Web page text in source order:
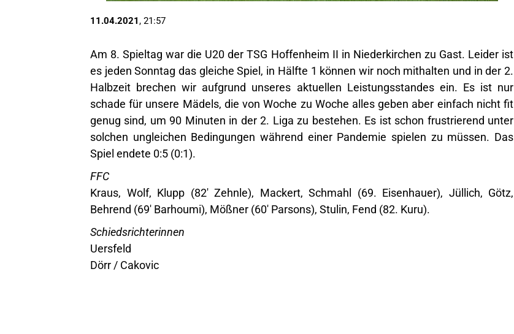
11.04.2021, 21:57
Am 8. Spieltag war die U20 der TSG Hoffenheim II in Niederkirchen zu Gast. Leider ist
es jeden Sonntag das gleiche Spiel, in Hälfte 1 können wir noch mithalten und in der 2.
Halbzeit brechen wir aufgrund unseres aktuellen Leistungsstandes ein. Es ist nur
schade für unsere Mädels, die von Woche zu Woche alles geben aber einfach nicht fit
genug sind, um 90 Minuten in der 2. Liga zu bestehen. Es ist schon frustrierend unter
solchen ungleichen Bedingungen während einer Pandemie spielen zu müssen. Das
Spiel endete 0:5 (0:1).
FFC
Kraus, Wolf, Klupp (82' Zehnle), Mackert, Schmahl (69. Eisenhauer), Jüllich, Götz,
Behrend (69' Barhoumi), Mößner (60' Parsons), Stulin, Fend (82. Kuru).
Schiedsrichterinnen
Uersfeld
Dörr / Cakovic